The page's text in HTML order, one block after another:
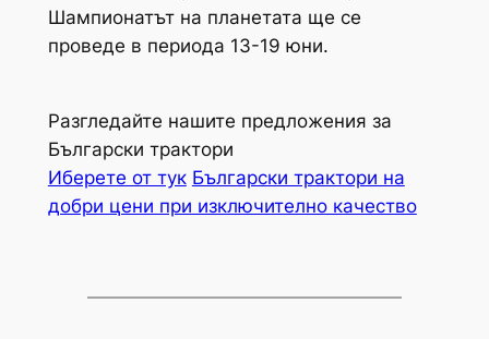
Шампионатът на планетата ще се
проведе в периода 13-19 юни.
Разгледайте нашите предложения за
Български трактори
Иберете от тук Български трактори на
добри цени при изключително качество